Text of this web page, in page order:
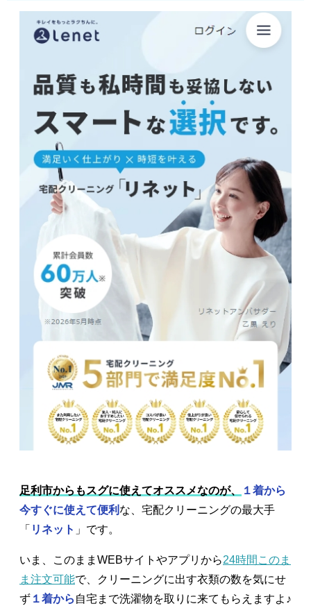
足利市からもスグに使えてオススメなのが、
１着から
今すぐに使えて便利 な、宅配クリーニングの最大手
「 リネット 」です。
いま、このままWEBサイトやアプリから24時間このま
ま注文可能で、クリーニングに出す衣類の数を気にせ
ず １着から 自宅まで洗濯物を取りに来てもらえますよ♪